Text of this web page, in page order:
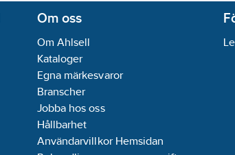
Om oss
Om Ahlsell
Kataloger
Egna märkesvaror
Branscher
Jobba hos oss
Hållbarhet
Användarvillkor Hemsidan